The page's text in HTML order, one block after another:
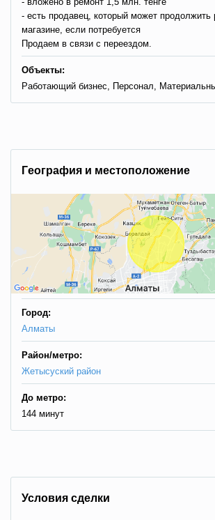
- есть продавец, который может продолжить
магазине, если потребуется
Продаем в связи с переездом.
Объекты:
Работающий бизнес, Персонал,
Гeoгpaфия и мecтoпoлoжeниe
Город:
Алматы
Район/метро:
Жетысуский район
До метро:
144 минут
Условия сделки